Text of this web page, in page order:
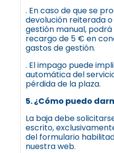
. En caso de que se
devolución reiterada
gestión manual,
recargo de 5 € en
gastos de gestión.
. El impago puede
automática del
pérdida de la plaza.
5. ¿Cómo puedo
La baja debe
escrito,
del formulario
nuestra web.